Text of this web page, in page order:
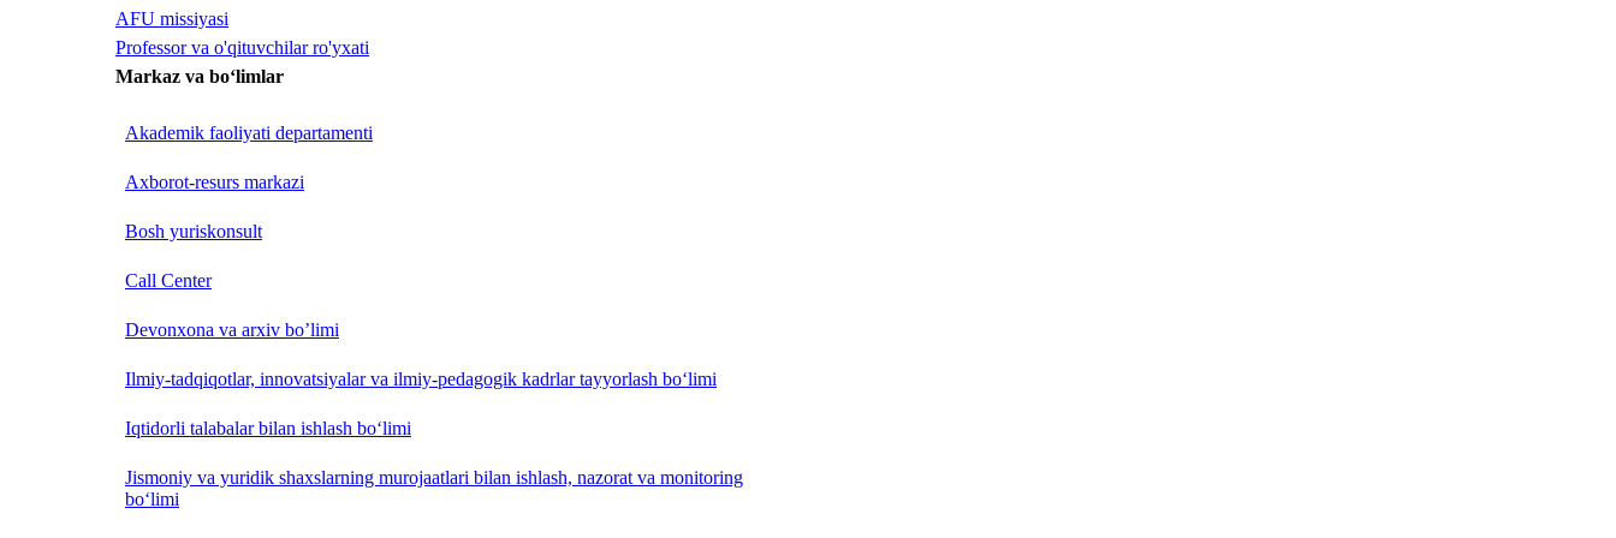
AFU missiyasi
Professor va o'qituvchilar ro'yxati
Markaz va bo‘limlar
Akademik faoliyati departamenti
Axborot-resurs markazi
Bosh yuriskonsult
Call Center
Devonxona va arxiv bo’limi
Ilmiy-tadqiqotlar, innovatsiyalar va ilmiy-pedagogik kadrlar tayyorlash bo‘limi
Iqtidorli talabalar bilan ishlash bo‘limi
Jismoniy va yuridik shaxslarning murojaatlari bilan ishlash, nazorat va monitoring
bo‘limi